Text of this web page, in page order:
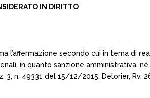
IN DIRITTO
l’affermazione secondo cui in tema di
in quanto sanzione amministrativa,
n. 49331 del 15/12/2015, Delorier, Rv.